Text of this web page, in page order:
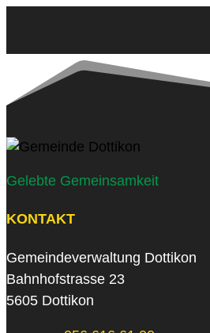
Gelebte Gemeinsamkeit
KONTAKT
Gemeindeverwaltung Dottikon
Bahnhofstrasse 23
5605 Dottikon